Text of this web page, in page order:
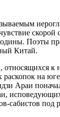
Поэты
Китай.
на
Араи
сабистов под